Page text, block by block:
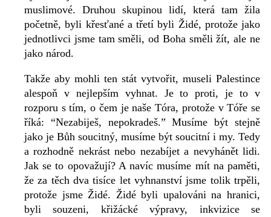
muslimové. Druhou skupinou lidí, která tam žila
početně, byli křesťané a třetí byli Židé, protože jako
jednotlivci jsme tam směli, od Boha směli žít, ale ne
jako národ.
Takže aby mohli ten stát vytvořit, museli Palestince
alespoň v nejlepším vyhnat. Je to proti, je to v
rozporu s tím, o čem je naše Tóra, protože v Tóře se
říká: “Nezabiješ, nepokradeš.” Musíme být stejně
jako je Bůh soucitný, musíme být soucitní i my. Tedy
a rozhodně nekrást nebo nezabíjet a nevyhánět lidi.
Jak se to opovažují? A navíc musíme mít na paměti,
že za těch dva tisíce let vyhnanství jsme tolik trpěli,
protože jsme Židé. Židé byli upalováni na hranici,
byli souzeni, křižácké výpravy, inkvizice se